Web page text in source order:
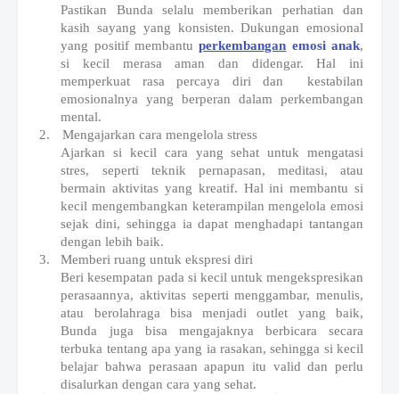
Pastikan Bunda selalu memberikan perhatian dan
kasih sayang yang konsisten. Dukungan emosional
yang positif membantuperkembangan emosi anak,
si kecil merasa aman dan didengar. Hal ini
memperkuat rasa percaya diri dan kestabilan
emosionalnya yang berperan dalam perkembangan
mental.
2.
Mengajarkan cara mengelola stress
Ajarkan si kecil cara yang sehat untuk mengatasi
stres, seperti teknik pernapasan, meditasi, atau
bermain aktivitas yang kreatif. Hal ini membantu si
kecil mengembangkan keterampilan mengelola emosi
sejak dini, sehingga ia dapat menghadapi tantangan
dengan lebih baik.
3.
Memberi ruang untuk ekspresi diri
Beri kesempatan pada si kecil untuk mengekspresikan
perasaannya, aktivitas seperti menggambar, menulis,
atau berolahraga bisa menjadi outlet yang baik,
Bunda juga bisa mengajaknya berbicara secara
terbuka tentang apa yang ia rasakan, sehingga si kecil
belajar bahwa perasaan apapun itu valid dan perlu
disalurkan dengan cara yang sehat.